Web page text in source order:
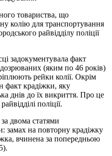
товариства, що
колію для транспортування
райвідділу поліції
задокументувала факт
(яким по 46 років)
рейки колії. Окрім
факт крадіжки, яку
днів до їх викриття. Про це
поліції.
двома статями
замах на повторну крадіжку
вчинена за попередньою